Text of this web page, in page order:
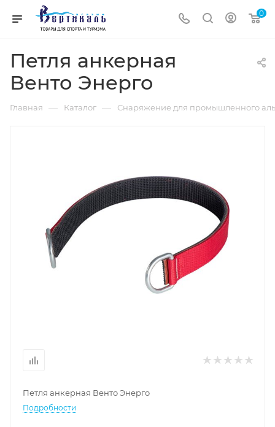
0
Петля анкерная
Венто Энерго
Главная — Каталог — Снаряжение для промышленного
Петля анкерная Венто Энерго
Подробности